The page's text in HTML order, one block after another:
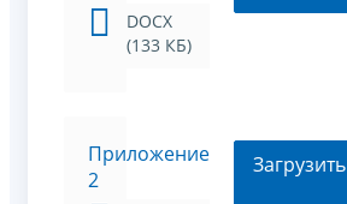
DOCX
(133 КБ)
Приложение
2
Загрузить